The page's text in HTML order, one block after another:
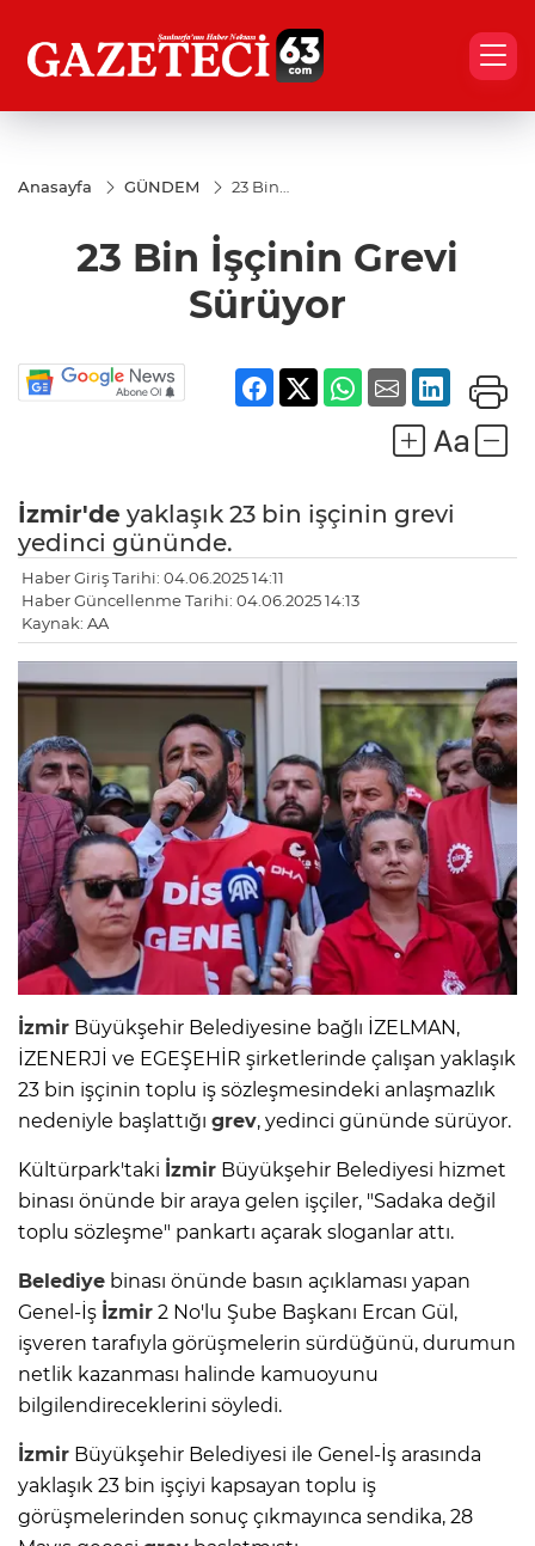
Anasayfa GÜNDEM
23 Bin
Sürüyor
23 Bin İşçinin Grevi
Sürüyor
İzmir'de yaklaşık 23 bin işçinin grevi
yedinci gününde.
Haber Giriş Tarihi: 04.06.2025 14:11
Haber Güncellenme Tarihi: 04.06.2025 14:13
Kaynak: AA
İzmir Büyükşehir Belediyesine bağlı İZELMAN,
İZENERJİ ve EGEŞEHİR şirketlerinde çalışan yaklaşık
23 bin işçinin toplu iş sözleşmesindeki anlaşmazlık
nedeniyle başlattığı grev, yedinci gününde sürüyor.
Kültürpark'taki İzmir Büyükşehir Belediyesi hizmet
binası önünde bir araya gelen işçiler, "Sadaka değil
toplu sözleşme" pankartı açarak sloganlar attı.
Belediye binası önünde basın açıklaması yapan
Genel-İş İzmir 2 No'lu Şube Başkanı Ercan Gül,
işveren tarafıyla görüşmelerin sürdüğünü, durumun
netlik kazanması halinde kamuoyunu
bilgilendireceklerini söyledi.
İzmir Büyükşehir Belediyesi ile Genel-İş arasında
yaklaşık 23 bin işçiyi kapsayan toplu iş
görüşmelerinden sonuç çıkmayınca sendika, 28